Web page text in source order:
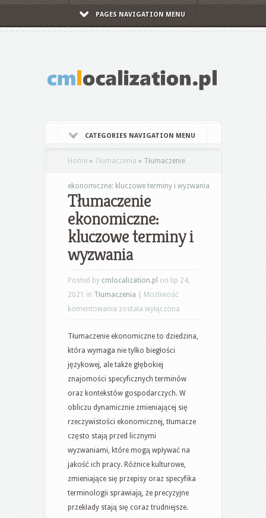
PAGES NAVIGATION MENU
CATEGORIES NAVIGATION MENU
Home » Tłumaczenia » Tłumaczenie
ekonomiczne: kluczowe terminy i wyzwania
Tłumaczenie
ekonomiczne:
kluczowe terminy i
wyzwania
Posted by cmlocalization.pl on lip 24,
2021 in Tłumaczenia
Możliwość
komentowania Tłumaczenie
kluczowe
terminy
i
wyzwania
została wyłączona
Tłumaczenie ekonomiczne to dziedzina,
która wymaga nie tylko biegłości
językowej, ale także głębokiej
znajomości specyficznych terminów
oraz kontekstów gospodarczych. W
obliczu dynamicznie zmieniającej się
rzeczywistości ekonomicznej, tłumacze
często stają przed licznymi
wyzwaniami, które mogą wpływać na
jakość ich pracy. Różnice kulturowe,
zmieniające się przepisy oraz specyfika
terminologii sprawiają, że precyzyjne
przekłady stają się coraz trudniejsze.